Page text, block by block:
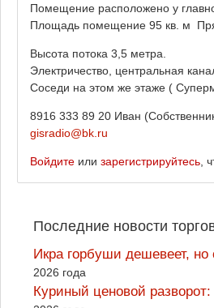
Помещение расположено у
Площадь помещение 95 кв. м
Высота потока 3,5 метра.
Электричество, центральная
Соседи на этом же этаже (
8916 333 89 20 Иван
gisradio@bk.ru
Войдите или зарегистрируйтесь ,
Последние новости
Икра горбуши дешевеет,
2026 года
Куриный ценовой